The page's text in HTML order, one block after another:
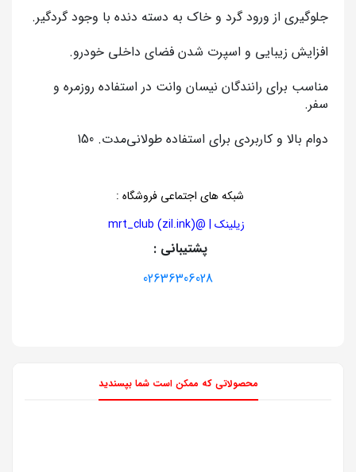
جلوگیری از ورود گرد و خاک به دسته دنده با وجود گردگیر.
افزایش زیبایی و اسپرت شدن فضای داخلی خودرو.
مناسب برای رانندگان نیسان وانت در استفاده روزمره و
سفر.
دوام بالا و کاربردی برای استفاده طولانی‌مدت. 150
شبکه های اجتماعی فروشگاه :
زیلینک | @mrt_club (zil.ink)
پشتیبانی :
02636306028
محصولاتی که ممکن است شما بپسندید